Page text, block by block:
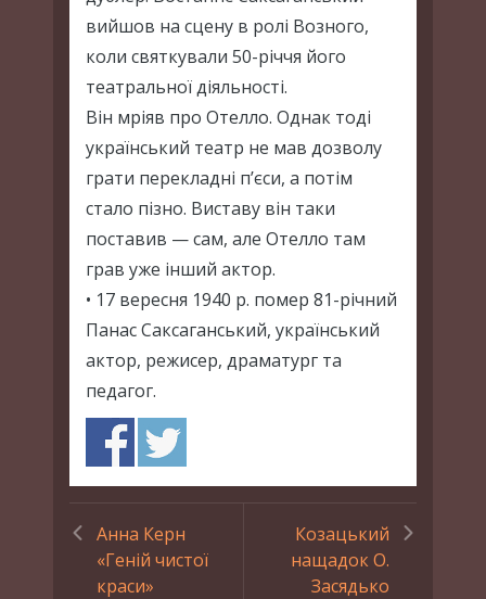
вийшов на сцену в ролі Возного,
коли святкували 50-річчя його
театральної діяльності.
Він мріяв про Отелло. Однак тоді
український театр не мав дозволу
грати перекладні п’єси, а потім
стало пізно. Виставу він таки
поставив — сам, але Отелло там
грав уже інший актор.
• 17 вересня 1940 р. помер 81-річний
Панас Саксаганський, український
актор, режисер, драматург та
педагог.
Анна Керн
«Геній чистої
краси»
Козацький
нащадок О.
Засядько